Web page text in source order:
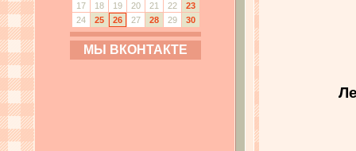
17
18 19 20 21 22
23
24
25 26 27 28 29 30
МЫ ВКОНТАКТЕ